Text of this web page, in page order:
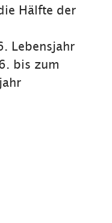
Hälfte der
Lebensjahr
bis zum